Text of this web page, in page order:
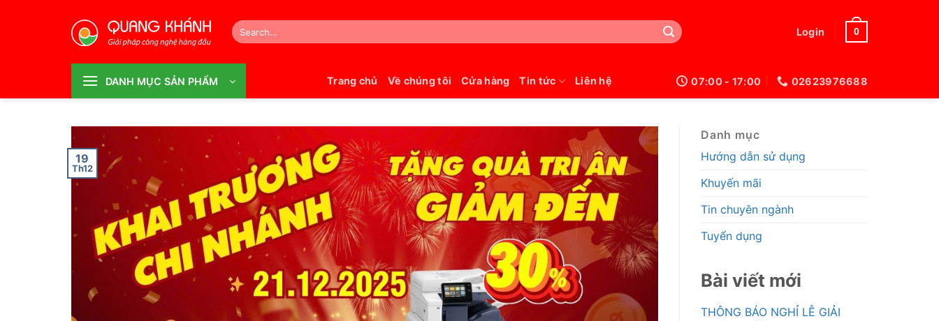
Search
for:
Login 0
DANH MỤC SẢN PHẨM Trang chủ Về chúng tôi Cửa hàng Tin tức Liên hệ 07:00 - 17:00 02623976688
19
Th12
Danh mục
Hướng dẫn sử dụng
Khuyến mãi
Tin chuyên ngành
Tuyển dụng
Bài viết mới
THÔNG BÁO NGHỈ LỄ GIẢI